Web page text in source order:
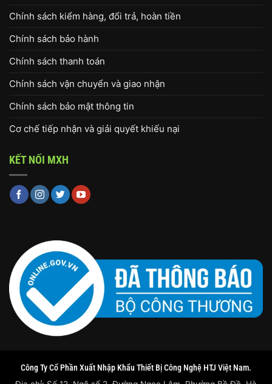
Chính sách kiểm hàng, đổi trả, hoàn tiền
Chính sách bảo hành
Chính sách thanh toán
Chính sách vận chuyển và giao nhận
Chính sách bảo mật thông tin
Cơ chế tiếp nhận và giải quyết khiếu nại
KẾT NỐI MXH
Công Ty Cổ Phần Xuất Nhập Khẩu Thiết Bị Công Nghệ HTJ Việt Nam.